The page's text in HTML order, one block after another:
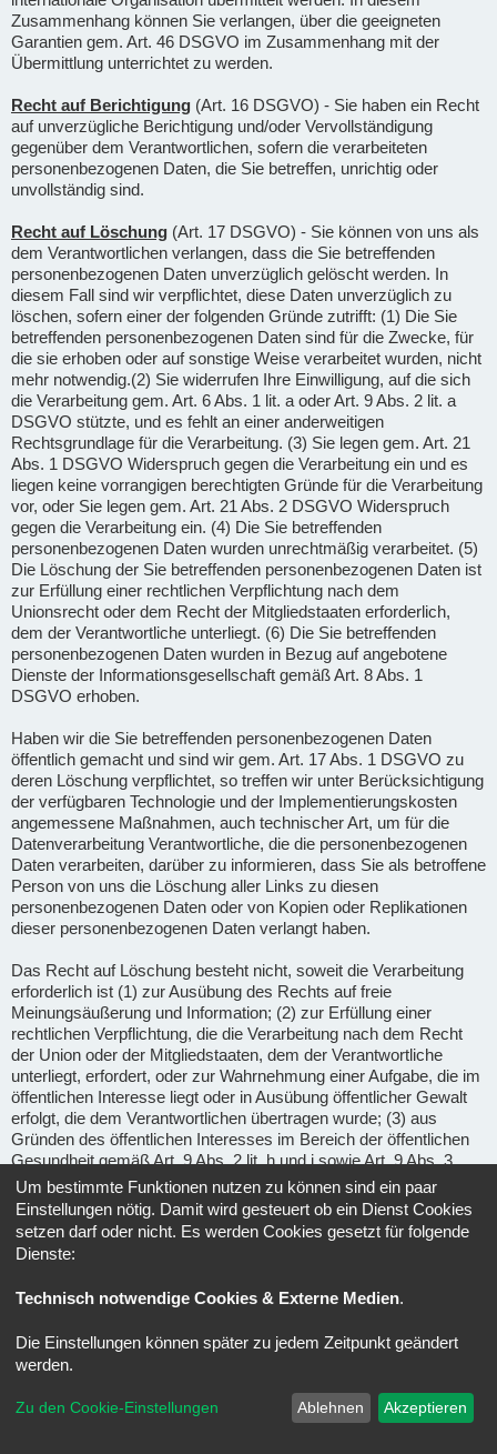
Zusammenhang können Sie verlangen, über die geeigneten
Garantien gem. Art. 46 DSGVO im Zusammenhang mit der
Übermittlung unterrichtet zu werden.
Recht auf Berichtigung (Art. 16 DSGVO) - Sie haben ein Recht
auf unverzügliche Berichtigung und/oder Vervollständigung
gegenüber dem Verantwortlichen, sofern die verarbeiteten
personenbezogenen Daten, die Sie betreffen, unrichtig oder
unvollständig sind.
Recht auf Löschung (Art. 17 DSGVO) - Sie können von uns als
dem Verantwortlichen verlangen, dass die Sie betreffenden
personenbezogenen Daten unverzüglich gelöscht werden. In
diesem Fall sind wir verpflichtet, diese Daten unverzüglich zu
löschen, sofern einer der folgenden Gründe zutrifft: (1) Die Sie
betreffenden personenbezogenen Daten sind für die Zwecke, für
die sie erhoben oder auf sonstige Weise verarbeitet wurden, nicht
mehr notwendig.(2) Sie widerrufen Ihre Einwilligung, auf die sich
die Verarbeitung gem. Art. 6 Abs. 1 lit. a oder Art. 9 Abs. 2 lit. a
DSGVO stützte, und es fehlt an einer anderweitigen
Rechtsgrundlage für die Verarbeitung. (3) Sie legen gem. Art. 21
Abs. 1 DSGVO Widerspruch gegen die Verarbeitung ein und es
liegen keine vorrangigen berechtigten Gründe für die Verarbeitung
vor, oder Sie legen gem. Art. 21 Abs. 2 DSGVO Widerspruch
gegen die Verarbeitung ein. (4) Die Sie betreffenden
personenbezogenen Daten wurden unrechtmäßig verarbeitet. (5)
Die Löschung der Sie betreffenden personenbezogenen Daten ist
zur Erfüllung einer rechtlichen Verpflichtung nach dem
Unionsrecht oder dem Recht der Mitgliedstaaten erforderlich,
dem der Verantwortliche unterliegt. (6) Die Sie betreffenden
personenbezogenen Daten wurden in Bezug auf angebotene
Dienste der Informationsgesellschaft gemäß Art. 8 Abs. 1
DSGVO erhoben.
Haben wir die Sie betreffenden personenbezogenen Daten
öffentlich gemacht und sind wir gem. Art. 17 Abs. 1 DSGVO zu
deren Löschung verpflichtet, so treffen wir unter Berücksichtigung
der verfügbaren Technologie und der Implementierungskosten
angemessene Maßnahmen, auch technischer Art, um für die
Datenverarbeitung Verantwortliche, die die personenbezogenen
Daten verarbeiten, darüber zu informieren, dass Sie als betroffene
Person von uns die Löschung aller Links zu diesen
personenbezogenen Daten oder von Kopien oder Replikationen
dieser personenbezogenen Daten verlangt haben.
Das Recht auf Löschung besteht nicht, soweit die Verarbeitung
erforderlich ist (1) zur Ausübung des Rechts auf freie
Meinungsäußerung und Information; (2) zur Erfüllung einer
rechtlichen Verpflichtung, die die Verarbeitung nach dem Recht
der Union oder der Mitgliedstaaten, dem der Verantwortliche
unterliegt, erfordert, oder zur Wahrnehmung einer Aufgabe, die im
öffentlichen Interesse liegt oder in Ausübung öffentlicher Gewalt
erfolgt, die dem Verantwortlichen übertragen wurde; (3) aus
Gründen des öffentlichen Interesses im Bereich der öffentlichen
Gesundheit gemäß Art. 9 Abs. 2 lit. h und i sowie Art. 9 Abs. 3
DSGVO; (4) für im öffentlichen Interesse liegende Archivzwecke,
wissenschaftliche oder historische Forschungszwecke oder für
statistische Zwecke gem. Art. 89 Abs. 1 DSGVO, soweit das
unter Abschnitt a) genannte Recht voraussichtlich die
Verwirklichung der Ziele dieser Verarbeitung unmöglich macht
Ausübung oder Verteidigung von Rechtsansprüchen.
Recht auf Einschränkung der Verarbeitung(Art. 18 DSGVO) -
Unter den folgenden Voraussetzungen können Sie die
Einschränkung der Verarbeitung der Sie betreffenden
personenbezogenen Daten verlangen: wenn Sie die Richtigkeit
Um bestimmte Funktionen nutzen zu können sind ein paar
Einstellungen nötig. Damit wird gesteuert ob ein Dienst Cookies
setzen darf oder nicht. Es werden Cookies gesetzt für folgende
Dienste:
Technisch notwendige Cookies & Externe Medien.
Die Einstellungen können später zu jedem Zeitpunkt geändert
werden.
Zu den Cookie-Einstellungen Ablehnen Akzeptieren